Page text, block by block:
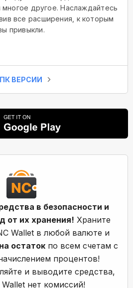
другое. Наслаждайтесь
все расширения, к которым
привыкли.
ВЕРСИИ
в безопасности и
от их хранения! Храните
Wallet в любой валюте и
остатокпо всем счетам с
процентов!
и выводите средства,
нет комиссий!